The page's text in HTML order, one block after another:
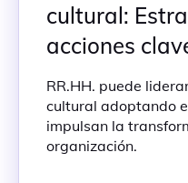
cultural:
acciones
RR.HH. puede
cultural adoptando
impulsan la
organización.